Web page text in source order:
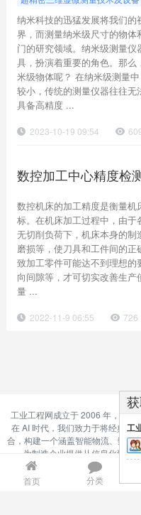
纳米科技的迅猛发展将我们的
界，而测量纳米级尺寸的物
门的研究领域。纳米级测量
具，扮演着重要的角色。那么
米级物体呢？ 在纳米级测量
较小，传统的测量仪器往往
具备高精度 ...
2023-10-19 09:54
数控加工中心精度检
数控机床的加工精度是衡量机
标。在机床加工过程中，由于
无切削负荷下，机床本身的制
磨损等，使刀具和工件间的正
致加工零件可能达不到理想
向间隙等，才可切实改善生
量 ...
2022-11-9 06:55 726
工
首页
分类
工业工程网成立于 2006 年，是
在 AI 时代，我们致力于将经典精
合，构建一个涵盖智能物流、数字
为制造企业提供从信息化到智
©Discuz Team. Powered by